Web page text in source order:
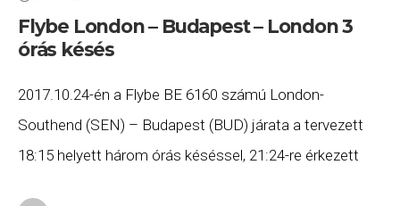
Flybe London – Budapest – London 3
órás késés
2017.10.24-én a Flybe BE 6160 számú London-
Southend (SEN) – Budapest (BUD) járata a tervezett
18:15 helyett három órás késéssel, 21:24-re érkezett